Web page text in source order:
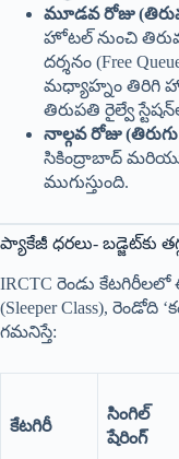
మూడవ రోజు
హోటల్ నుంచి
దర్శనం (Free
మధ్యాహ్నం తిరిగి
తిరుపతి రైల్వే
నాల్గవ రోజు
సికింద్రాబాద్ మరియు
ముగుస్తుంది.
ప్యాకేజీ ధరలు- బడ్జెట్‌కు
IRCTC రెండు కేటగిరీలలో
(Sleeper Class), రెండోది
గమనిస్తే:
కేటగిరీ
సింగిల్
షేరింగ్